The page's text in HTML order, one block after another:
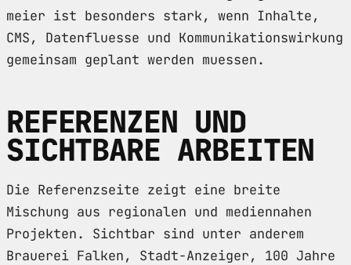
meier ist besonders stark, wenn Inhalte,
CMS, Datenfluesse und Kommunikationswirkung
gemeinsam geplant werden muessen.
REFERENZEN UND
SICHTBARE ARBEITEN
Die Referenzseite zeigt eine breite
Mischung aus regionalen und mediennahen
Projekten. Sichtbar sind unter anderem
Brauerei Falken, Stadt-Anzeiger, 100 Jahre